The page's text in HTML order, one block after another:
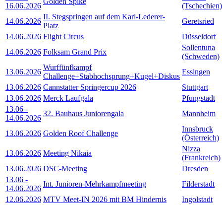
16.06.2026
(Tschechien)
14.06.2026
II. Stegspringen auf dem Karl-Lederer-
Platz
Geretsried
14.06.2026 Flight Circus
Düsseldorf
14.06.2026 Folksam Grand Prix
Sollentuna
(Schweden)
13.06.2026
Wurffünfkampf
Challenge+Stabhochsprung+Kugel+Diskus
Essingen
13.06.2026 Cannstatter Springercup 2026
Stuttgart
13.06.2026 Merck Laufgala
Pfungstadt
13.06 -
14.06.2026
32. Bauhaus Juniorengala Mannheim
13.06.2026 Golden Roof Challenge
Innsbruck
(Österreich)
13.06.2026 Meeting Nikaia
Nizza
(Frankreich)
13.06.2026 DSC-Meeting
Dresden
13.06 -
14.06.2026
Int. Junioren-Mehrkampfmeeting
Filderstadt
12.06.2026 MTV Meet-IN 2026 mit BM Hindernis
Ingolstadt